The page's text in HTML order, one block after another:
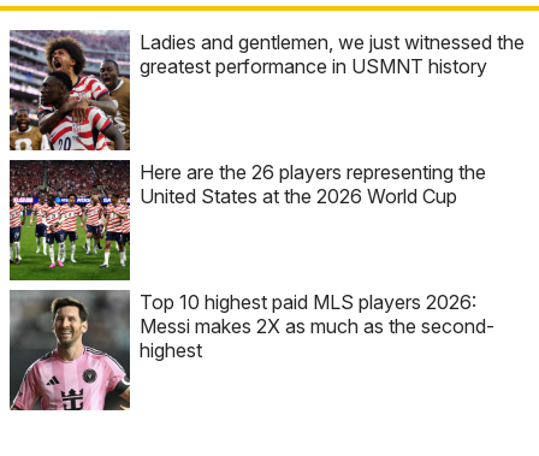
Ladies and gentlemen, we just witnessed the
greatest performance in USMNT history
Here are the 26 players representing the
United States at the 2026 World Cup
Top 10 highest paid MLS players 2026:
Messi makes 2X as much as the second-
highest